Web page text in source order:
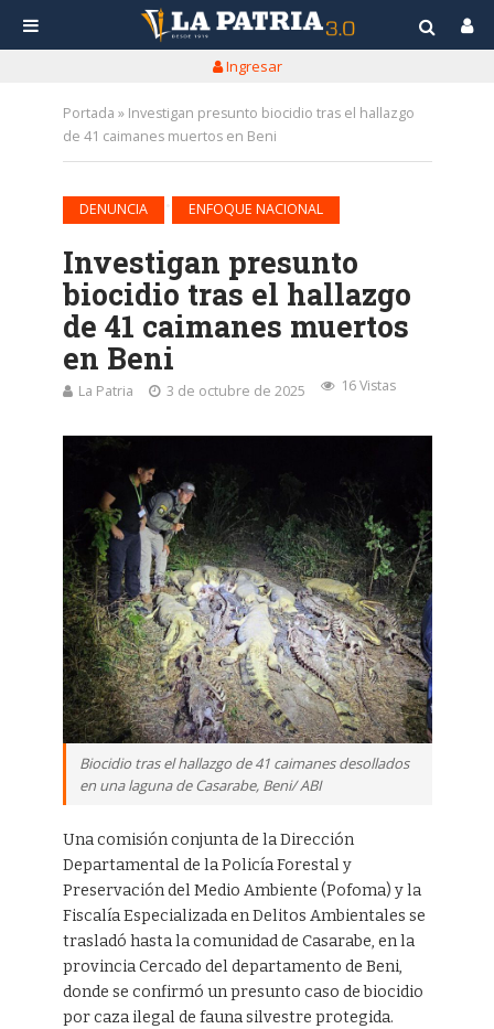
Ingresar
Portada » Investigan presunto biocidio tras el hallazgo
de 41 caimanes muertos en Beni
DENUNCIA ENFOQUE NACIONAL
Investigan presunto
biocidio tras el hallazgo
de 41 caimanes muertos
en Beni
La Patria 3 de octubre de 2025 16 Vistas
Biocidio tras el hallazgo de 41 caimanes desollados
en una laguna de Casarabe, Beni/ ABI
Una comisión conjunta de la Dirección
Departamental de la Policía Forestal y
Preservación del Medio Ambiente (Pofoma) y la
Fiscalía Especializada en Delitos Ambientales se
trasladó hasta la comunidad de Casarabe, en la
provincia Cercado del departamento de Beni,
donde se confirmó un presunto caso de biocidio
por caza ilegal de fauna silvestre protegida.